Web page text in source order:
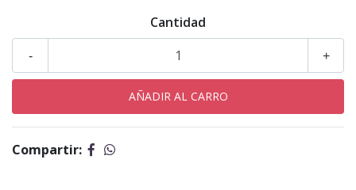
Cantidad
+
-
Compartir: